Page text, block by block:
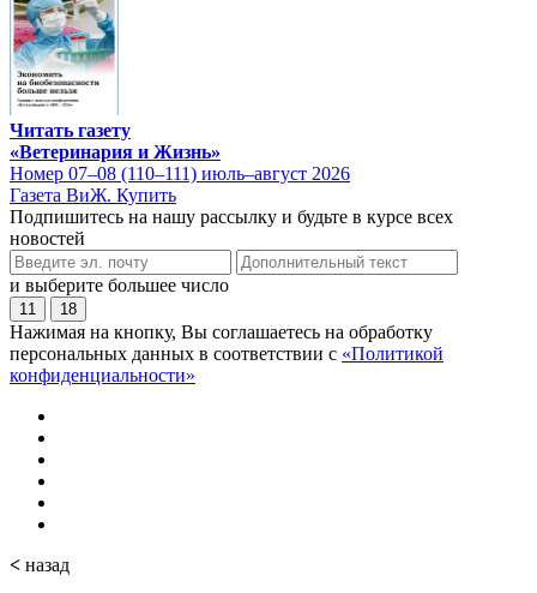
Читать газету
«Ветеринария и Жизнь»
Номер 07–08 (110–111) июль–август 2026
Газета ВиЖ. Купить
Подпишитесь на нашу рассылку и будьте в курсе всех
новостей
и выберите большее число
11 18
Нажимая на кнопку, Вы соглашаетесь на обработку
персональных данных в соответствии с «Политикой
конфиденциальности»
< назад